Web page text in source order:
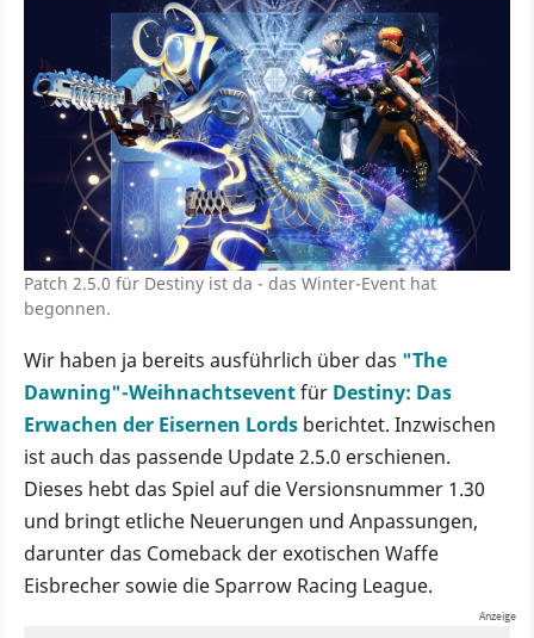
Patch 2.5.0 für Destiny ist da - das Winter-Event hat
begonnen.
Wir haben ja bereits ausführlich über das "The
Dawning"-Weihnachtseventfür Destiny: Das
Erwachen der Eisernen Lords berichtet. Inzwischen
ist auch das passende Update 2.5.0 erschienen.
Dieses hebt das Spiel auf die Versionsnummer 1.30
und bringt etliche Neuerungen und Anpassungen,
darunter das Comeback der exotischen Waffe
Eisbrecher sowie die Sparrow Racing League.